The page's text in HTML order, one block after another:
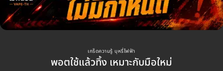
เกร็ดความรู้ บุหรี่ไฟฟ้า
พอตใช้แล้วทิ้ง เหมาะกับมือใหม่